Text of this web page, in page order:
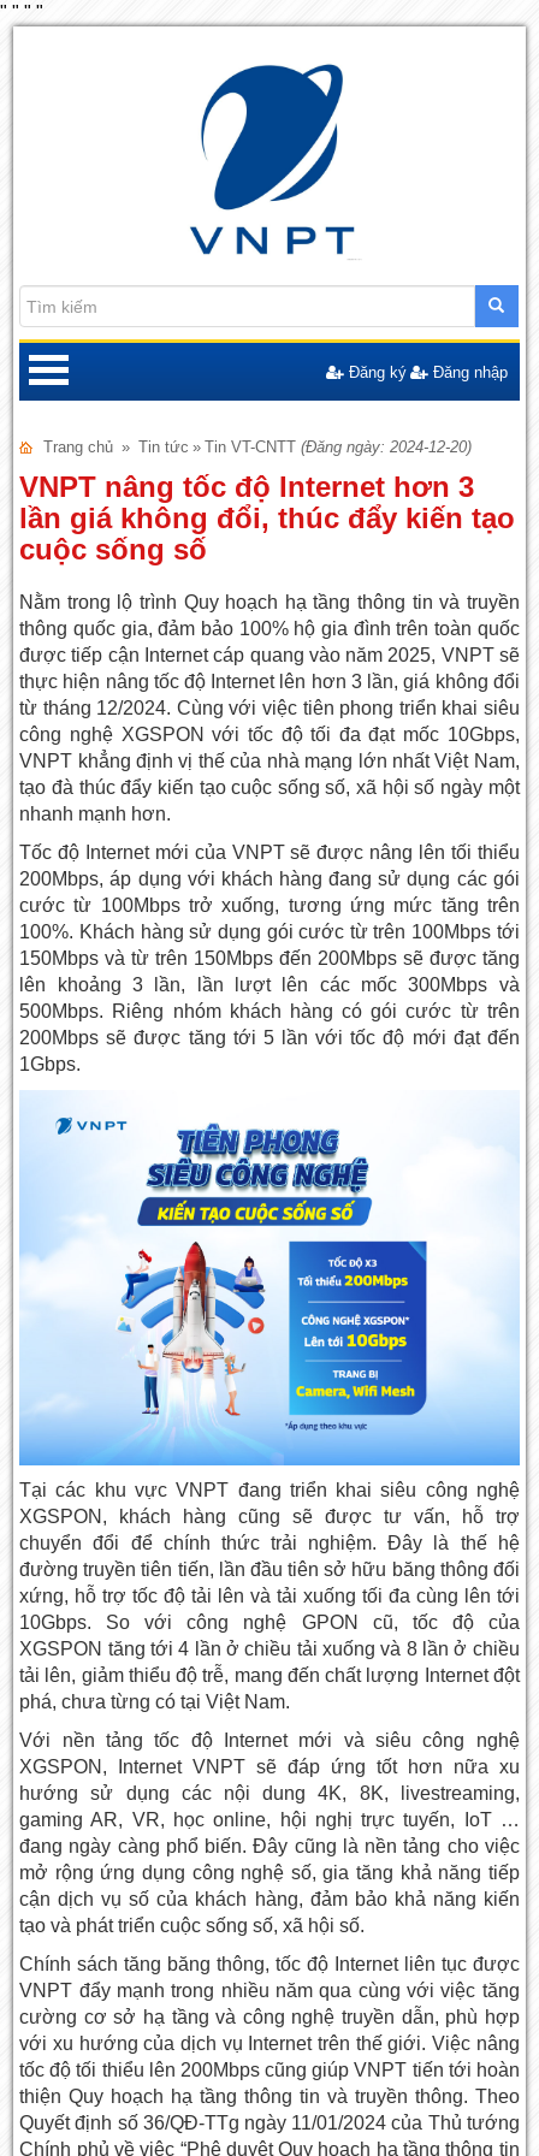
" " " "
Đăng ký Đăng nhập
Trang chủ » Tin tức » Tin VT-CNTT (Đăng ngày: 2024-12-20)
VNPT nâng tốc độ Internet hơn 3
lần giá không đổi, thúc đẩy kiến tạo
cuộc sống số
Nằm trong lộ trình Quy hoạch hạ tầng thông tin và truyền
thông quốc gia, đảm bảo 100% hộ gia đình trên toàn quốc
được tiếp cận Internet cáp quang vào năm 2025, VNPT sẽ
thực hiện nâng tốc độ Internet lên hơn 3 lần, giá không đổi
từ tháng 12/2024. Cùng với việc tiên phong triển khai siêu
công nghệ XGSPON với tốc độ tối đa đạt mốc 10Gbps,
VNPT khẳng định vị thế của nhà mạng lớn nhất Việt Nam,
tạo đà thúc đẩy kiến tạo cuộc sống số, xã hội số ngày một
nhanh mạnh hơn.
Tốc độ Internet mới của VNPT sẽ được nâng lên tối thiểu
200Mbps, áp dụng với khách hàng đang sử dụng các gói
cước từ 100Mbps trở xuống, tương ứng mức tăng trên
100%. Khách hàng sử dụng gói cước từ trên 100Mbps tới
150Mbps và từ trên 150Mbps đến 200Mbps sẽ được tăng
lên khoảng 3 lần, lần lượt lên các mốc 300Mbps và
500Mbps. Riêng nhóm khách hàng có gói cước từ trên
200Mbps sẽ được tăng tới 5 lần với tốc độ mới đạt đến
1Gbps.
Tại các khu vực VNPT đang triển khai siêu công nghệ
XGSPON, khách hàng cũng sẽ được tư vấn, hỗ trợ
chuyển đổi để chính thức trải nghiệm. Đây là thế hệ
đường truyền tiên tiến, lần đầu tiên sở hữu băng thông đối
xứng, hỗ trợ tốc độ tải lên và tải xuống tối đa cùng lên tới
10Gbps. So với công nghệ GPON cũ, tốc độ của
XGSPON tăng tới 4 lần ở chiều tải xuống và 8 lần ở chiều
tải lên, giảm thiểu độ trễ, mang đến chất lượng Internet đột
phá, chưa từng có tại Việt Nam.
Với nền tảng tốc độ Internet mới và siêu công nghệ
XGSPON, Internet VNPT sẽ đáp ứng tốt hơn nữa xu
hướng sử dụng các nội dung 4K, 8K, livestreaming,
gaming AR, VR, học online, hội nghị trực tuyến, IoT …
đang ngày càng phổ biến. Đây cũng là nền tảng cho việc
mở rộng ứng dụng công nghệ số, gia tăng khả năng tiếp
cận dịch vụ số của khách hàng, đảm bảo khả năng kiến
tạo và phát triển cuộc sống số, xã hội số.
Chính sách tăng băng thông, tốc độ Internet liên tục được
VNPT đẩy mạnh trong nhiều năm qua cùng với việc tăng
cường cơ sở hạ tầng và công nghệ truyền dẫn, phù hợp
với xu hướng của dịch vụ Internet trên thế giới. Việc nâng
tốc độ tối thiểu lên 200Mbps cũng giúp VNPT tiến tới hoàn
thiện Quy hoạch hạ tầng thông tin và truyền thông. Theo
Quyết định số 36/QĐ-TTg ngày 11/01/2024 của Thủ tướng
Chính phủ về việc “Phê duyệt Quy hoạch hạ tầng thông tin